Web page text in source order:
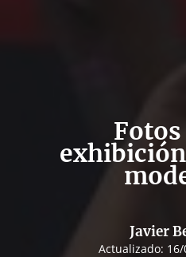
Fotos
Javier
Actualizado: